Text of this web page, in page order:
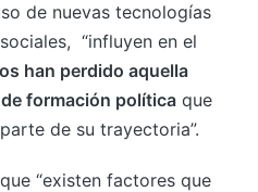
de nuevas tecnologías
“influyen en el
han perdido aquella
formación política que
de su trayectoria”.
“existen factores que